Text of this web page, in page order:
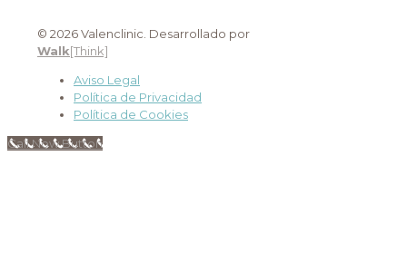
© 2026 Valenclinic. Desarrollado por
Walk[Think]
Aviso Legal
Política de Privacidad
Política de Cookies
Call Now Button